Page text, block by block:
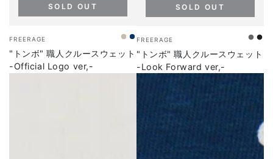
ベ
ン
ダ
ー
FREERAGE ECRU
NAVY
"トンボ" 職人クルースウェット
-Official Logo ver,-
SOLD OUT
ベ
ン
ダ
ー
FREERAGE
H-
"トンボ" 職人クルースウェット
-Look Forward ver,-
SOLD OUT